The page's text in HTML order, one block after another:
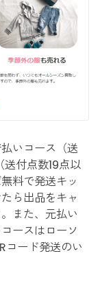
いコース（送
付点数19点以
料で発送キッ
ら出品をキャ
また、元払い
ースはローソ
コード発送のい